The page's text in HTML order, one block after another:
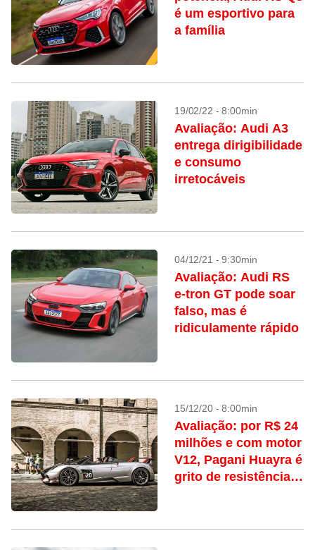
é um esportivo para
a família
19/02/22 - 8:00min
Avaliação: Audi A3
entrega dirigibilidade
e consumo
irretocáveis
04/12/21 - 9:30min
Avaliação: Audi RS
e-tron GT pode soar
falso, mas é
ridiculamente rápido
15/12/20 - 8:00min
Avaliação: por R$ 24
milhões e com motor
V12, Pagani Huayra é
grito de resistência